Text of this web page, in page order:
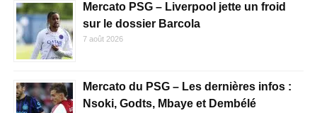
Mercato PSG – Liverpool jette un froid
sur le dossier Barcola
7 août 2026
Mercato du PSG – Les dernières infos :
Nsoki, Godts, Mbaye et Dembélé